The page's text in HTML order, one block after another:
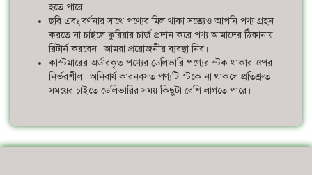
হতে পারে।
ছবি এবং বর্ণনার সাথে পণ্যের মিল থাকা সত্যেও আপনি পণ্য গ্রহন
করতে না চাইলে কুরিয়ার চার্জ প্রদান করে পণ্য আমাদের ঠিকানায়
রিটার্ন করবেন। আমরা প্রয়োজনীয় ব্যবস্থা নিব।
কাস্টমারের অর্ডারকৃত পণ্যের ডেলিভারি পণ্যের স্টক থাকার ওপর
নির্ভরশীল। অনিবার্য কারনবসত পণ্যটি স্টকে না থাকলে প্রতিশ্রুত
সময়ের চাইতে ডেলিভারির সময় কিছুটা বেশি লাগতে পারে।